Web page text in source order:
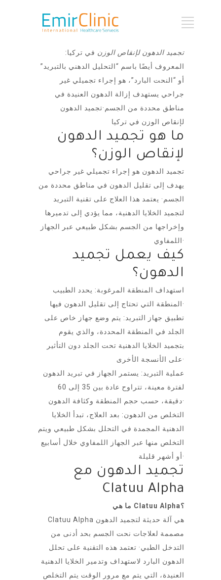
تجميد الدهون لإنقاص الوزن في تركيا:
المعروف أيضًا باسم “التحليل الدهني بالتبريد”
أو “النحت البارد”، هو إجراء تجميلي غير
جراحي يستهدف إزالة الدهون العنيدة في
مناطق محددة من الجسم·تجميد الدهون
لإنقاص الوزن في تركيا
ما هو تجميد الدهون
لإنقاص الوزن؟
تجميد الدهون هو إجراء تجميلي غير جراحي
يهدف إلى تقليل الدهون في مناطق محددة من
الجسم· يعتمد هذا العلاج على تقنية التبريد
لتجميد الخلايا الدهنية، مما يؤدي إلى تدميرها
وإخراجها من الجسم بشكل طبيعي عبر الجهاز
اللمفاوي·
كيف يعمل تجميد
الدهون؟
استهداف المنطقة المرغوبة: يحدد الطبيب
المنطقة التي تحتاج إلى تقليل الدهون فيها·
تطبيق جهاز التبريد: يتم وضع جهاز خاص على
الجلد في المنطقة المحددة، والذي يقوم
بتجميد الخلايا الدهنية تحت الجلد دون التأثير
على الأنسجة الأخرى·
عملية التبريد: يستمر الجهاز في تبريد الدهون
لفترة معينة، تتراوح عادة بين 35 إلى 60
دقيقة، حسب حجم المنطقة وكثافة الدهون·
التخلص من الدهون: بعد العلاج، تبدأ الخلايا
الدهنية المجمدة في التحلل بشكل طبيعي ويتم
التخلص منها عبر الجهاز اللمفاوي خلال أسابيع
أو أشهر قليلة·
تجميد الدهون مع
Clatuu Alpha
ما هي Clatuu Alpha؟
Clatuu Alpha هي آلة حديثة لتجميد الدهون
مصممة لعلاجات نحت الجسم بحد أدنى من
التدخل الطبي· تعتمد هذه التقنية على تحلل
الدهون البارد لاستهداف وتدمير الخلايا الدهنية
العنيدة، التي يتم مع مرور الوقت يتم التخلص